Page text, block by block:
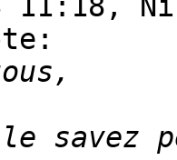
11:18,
le